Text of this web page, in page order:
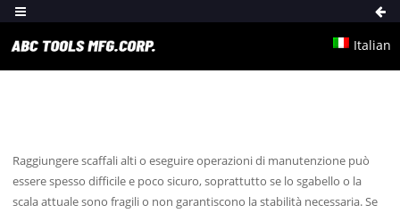
Italian
Raggiungere scaffali alti o eseguire operazioni di manutenzione può
essere spesso difficile e poco sicuro, soprattutto se lo sgabello o la
scala attuale sono fragili o non garantiscono la stabilità necessaria. Se